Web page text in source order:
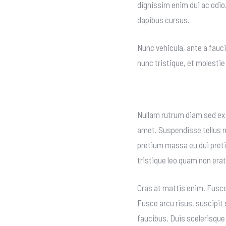
dignissim enim dui ac
dapibus cursus.
Nunc vehicula, ante a
nunc tristique, et
Nullam rutrum diam sed
amet. Suspendisse tellus
pretium massa eu dui
tristique leo quam non
Cras at mattis enim.
Fusce arcu risus, suscipit
faucibus. Duis